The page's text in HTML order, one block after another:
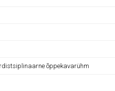
õppekavarühm